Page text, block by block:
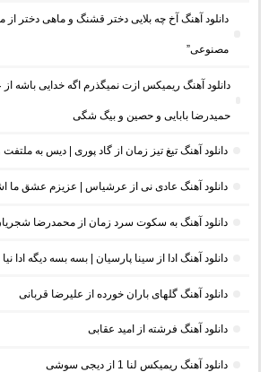
دانلود آهنگ آخ چه بلایی دختر قشنگ و ماهی دختر
مصنوعی”
دانلود آهنگ ریمیکس ازت نمیگذرم اگه خدایی باشه از
حمیدرضا بابایی و حصین و بیگ شگی
دانلود آهنگ تیغ تیز زمان از گاد پوری | دیس به ملتفت
دانلود آهنگ عادی نی از عرشیاس | عزیزم عشق ما
دانلود آهنگ به سکوت سرد زمان از محمدرضا
دانلود آهنگ ادا از سینا پارسیان | بسه بسه دیگه ادا نیا
دانلود آهنگ گلهای باران خورده از علیرضا قربانی
دانلود آهنگ فرشته از امید عقابی
دانلود آهنگ ریمیکس لنا 1 از دیجی سوشی